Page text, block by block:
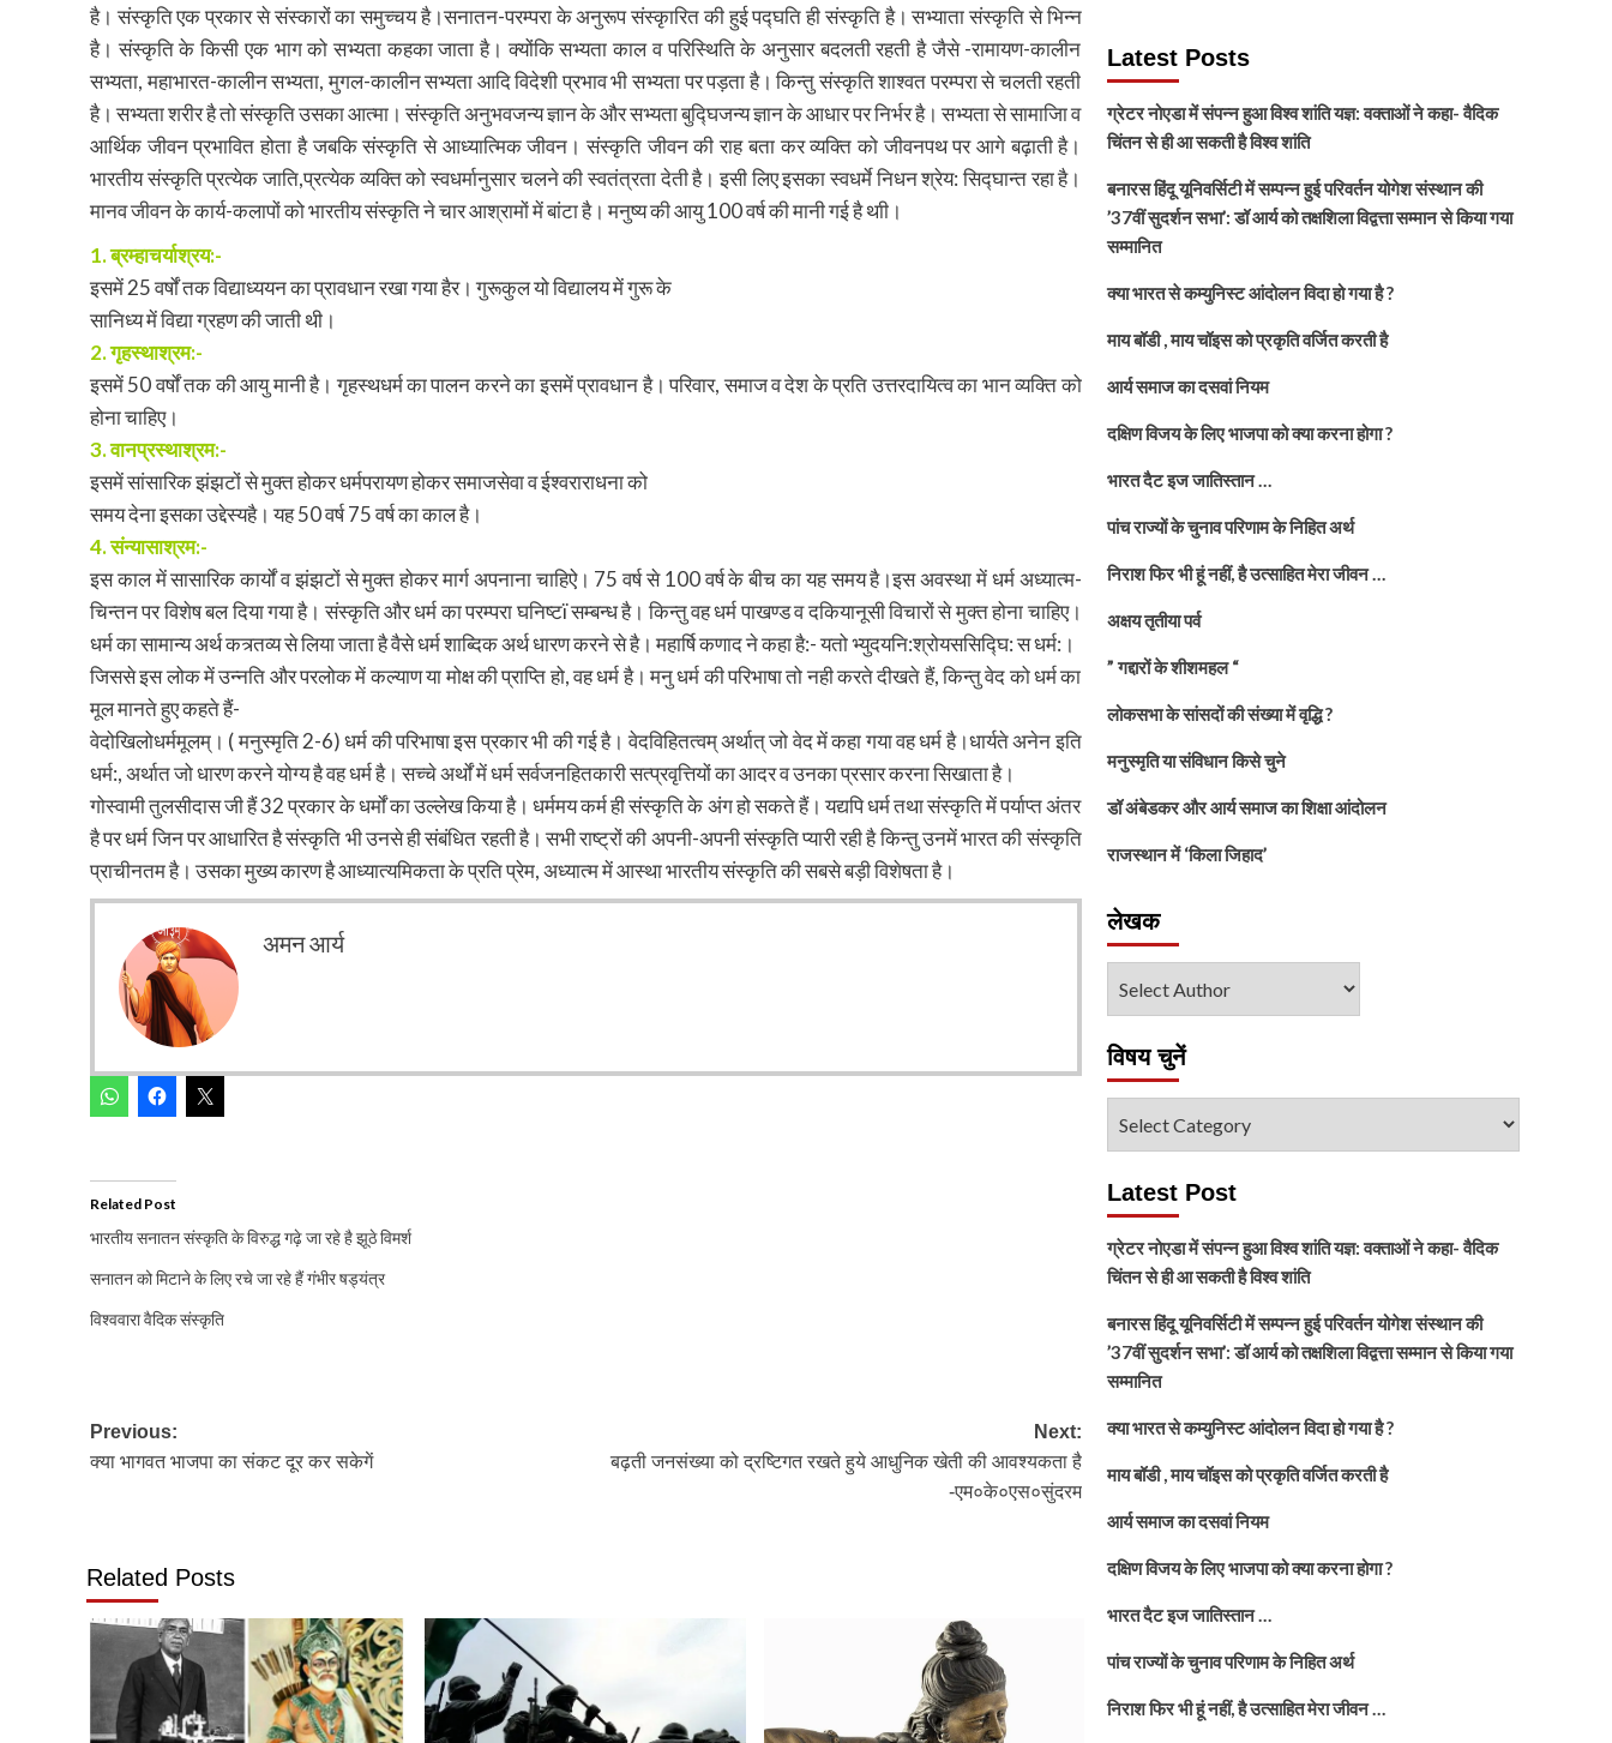
है। संस्कृति एक प्रकार से संस्कारों का समुच्चय है।सनातन-परम्परा के अनुरूप संस्कृारित की हुई पद्घति ही संस्कृति है। सभ्याता संस्कृति से भिन्न
है। संस्कृति के किसी एक भाग को सभ्यता कहका जाता है। क्योंकि सभ्यता काल व परिस्थिति के अनुसार बदलती रहती है जैसे -रामायण-कालीन
सभ्यता, महाभारत-कालीन सभ्यता, मुगल-कालीन सभ्यता आदि विदेशी प्रभाव भी सभ्यता पर पड़ता है। किन्तु संस्कृति शाश्वत परम्परा से चलती रहती
है। सभ्यता शरीर है तो संस्कृति उसका आत्मा। संस्कृति अनुभवजन्य ज्ञान के और सभ्यता बुद्घिजन्य ज्ञान के आधार पर निर्भर है। सभ्यता से सामाजिा व
आर्थिक जीवन प्रभावित होता है जबकि संस्कृति से आध्यात्मिक जीवन। संस्कृति जीवन की राह बता कर व्यक्ति को जीवनपथ पर आगे बढ़ाती है।
भारतीय संस्कृति प्रत्येक जाति,प्रत्येक व्यक्ति को स्वधर्मानुसार चलने की स्वतंत्रता देती है। इसी लिए इसका स्वधर्मे निधन श्रेय: सिद्घान्त रहा है।
मानव जीवन के कार्य-कलापों को भारतीय संस्कृति ने चार आश्रामों में बांटा है। मनुष्य की आयु 100 वर्ष की मानी गई है थाी।
1. ब्रम्हाचर्याश्रय:-
इसमें 25 वर्षों तक विद्याध्ययन का प्रावधान रखा गया हैर। गुरूकुल यो विद्यालय में गुरू के
सानिध्य में विद्या ग्रहण की जाती थी।
2. गृहस्थाश्रम:-
इसमें 50 वर्षों तक की आयु मानी है। गृहस्थधर्म का पालन करने का इसमें प्रावधान है। परिवार, समाज व देश के प्रति उत्तरदायित्व का भान व्यक्ति को
होना चाहिए।
3. वानप्रस्थाश्रम:-
इसमें सांसारिक झंझटों से मुक्त होकर धर्मपरायण होकर समाजसेवा व ईश्वराराधना को
समय देना इसका उद्देस्यहै। यह 50 वर्ष 75 वर्ष का काल है।
4. संन्यासाश्रम:-
इस काल में सासारिक कार्यों व झंझटों से मुक्त होकर मार्ग अपनाना चाहिऐ। 75 वर्ष से 100 वर्ष के बीच का यह समय है।इस अवस्था में धर्म अध्यात्म-
चिन्तन पर विशेष बल दिया गया है। संस्कृति और धर्म का परम्परा घनिष्टï सम्बन्ध है। किन्तु वह धर्म पाखण्ड व दकियानूसी विचारों से मुक्त होना चाहिए।
धर्म का सामान्य अर्थ कत्र्तव्य से लिया जाता है वैसे धर्म शाब्दिक अर्थ धारण करने से है। महार्षि कणाद ने कहा है:- यतो भ्युदयनि:श्रोयससिद्घि: स धर्म:।
जिससे इस लोक में उन्नति और परलोक में कल्याण या मोक्ष की प्राप्ति हो, वह धर्म है। मनु धर्म की परिभाषा तो नही करते दीखते हैं, किन्तु वेद को धर्म का
मूल मानते हुए कहते हैं-
वेदोखिलोधर्ममूलम्। ( मनुस्मृति 2-6) धर्म की परिभाषा इस प्रकार भी की गई है। वेदविहितत्वम् अर्थात् जो वेद में कहा गया वह धर्म है।धार्यते अनेन इति
धर्म:, अर्थात जो धारण करने योग्य है वह धर्म है। सच्चे अर्थों में धर्म सर्वजनहितकारी सत्प्रवृत्तियों का आदर व उनका प्रसार करना सिखाता है।
गोस्वामी तुलसीदास जी हैं 32 प्रकार के धर्मों का उल्लेख किया है। धर्ममय कर्म ही संस्कृति के अंग हो सकते हैं। यद्यपि धर्म तथा संस्कृति में पर्याप्त अंतर
है पर धर्म जिन पर आधारित है संस्कृति भी उनसे ही संबंधित रहती है। सभी राष्ट्रों की अपनी-अपनी संस्कृति प्यारी रही है किन्तु उनमें भारत की संस्कृति
प्राचीनतम है। उसका मुख्य कारण है आध्यात्यमिकता के प्रति प्रेम, अध्यात्म में आस्था भारतीय संस्कृति की सबसे बड़ी विशेषता है।
अमन आर्य
Related Post
भारतीय सनातन संस्कृति के विरुद्ध गढ़े जा रहे है झूठे विमर्श
सनातन को मिटाने के लिए रचे जा रहे हैं गंभीर षड्यंत्र
विश्ववारा वैदिक संस्कृति
Post
navigation
Previous:
क्या भागवत भाजपा का संकट दूर कर सकेगें
Next:
बढ़ती जनसंख्या को द्रष्टिगत रखते हुये आधुनिक खेती की आवश्यकता है
-एम०के०एस०सुंदरम
Related Posts
Latest Posts
ग्रेटर नोएडा में संपन्न हुआ विश्व शांति यज्ञ: वक्ताओं ने कहा- वैदिक
चिंतन से ही आ सकती है विश्व शांति
बनारस हिंदू यूनिवर्सिटी में सम्पन्न हुई परिवर्तन योगेश संस्थान की
’37वीं सुदर्शन सभा’: डॉ आर्य को तक्षशिला विद्वत्ता सम्मान से किया गया
सम्मानित
क्या भारत से कम्युनिस्ट आंदोलन विदा हो गया है ?
माय बॉडी , माय चॉइस को प्रकृति वर्जित करती है
आर्य समाज का दसवां नियम
दक्षिण विजय के लिए भाजपा को क्या करना होगा ?
भारत दैट इज जातिस्तान …
पांच राज्यों के चुनाव परिणाम के निहित अर्थ
निराश फिर भी हूं नहीं, है उत्साहित मेरा जीवन …
अक्षय तृतीया पर्व
” गद्दारों के शीशमहल “
लोकसभा के सांसदों की संख्या में वृद्धि ?
मनुस्मृति या संविधान किसे चुने
डॉ अंबेडकर और आर्य समाज का शिक्षा आंदोलन
राजस्थान में ‘किला जिहाद’
लेखक
विषय चुनें
Latest Post
ग्रेटर नोएडा में संपन्न हुआ विश्व शांति यज्ञ: वक्ताओं ने कहा- वैदिक
चिंतन से ही आ सकती है विश्व शांति
बनारस हिंदू यूनिवर्सिटी में सम्पन्न हुई परिवर्तन योगेश संस्थान की
’37वीं सुदर्शन सभा’: डॉ आर्य को तक्षशिला विद्वत्ता सम्मान से किया गया
सम्मानित
क्या भारत से कम्युनिस्ट आंदोलन विदा हो गया है ?
माय बॉडी , माय चॉइस को प्रकृति वर्जित करती है
आर्य समाज का दसवां नियम
दक्षिण विजय के लिए भाजपा को क्या करना होगा ?
भारत दैट इज जातिस्तान …
पांच राज्यों के चुनाव परिणाम के निहित अर्थ
निराश फिर भी हूं नहीं, है उत्साहित मेरा जीवन …